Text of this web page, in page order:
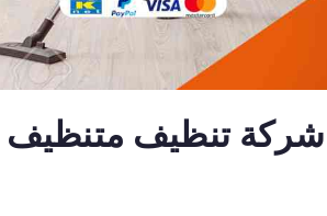
تنظيف منازل القصور 55549242 شركة تنظيف متنظيف